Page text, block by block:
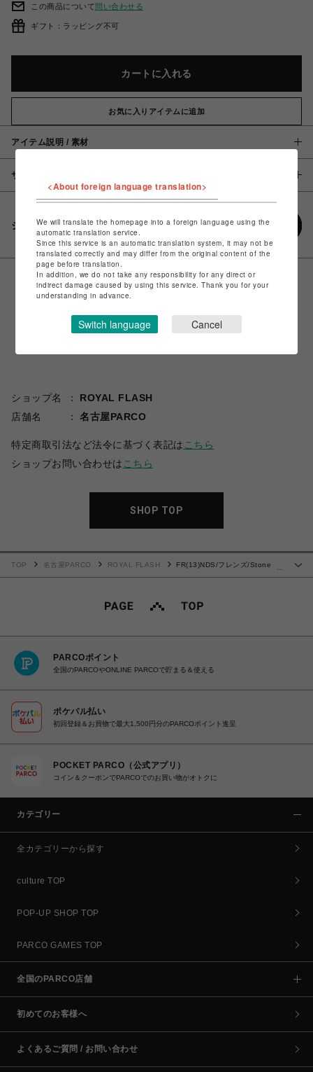
この商品について問い合わせる
ギフト：ラッピング不可
カートに入れる
お気に入りアイテムに追加
アイテム説明 / 素材
サイズ
シェアする
ショップ名
ROYAL FLASH
店舗名
名古屋PARCO
特定商取引法など法令に基づく表記は こちら
ショップお問い合わせは こちら
SHOP TOP
…
TOP 名古屋PARCO ROYAL FLASH
FR(13)NDS/フレンズ/Stone
PARCOポイント
全国のPARCOやONLINE PARCOで貯まる＆使える
ポケパル払い
初回登録＆お買物で最大1,500円分のPARCOポイント進呈
POCKET PARCO（公式アプリ）
コイン＆クーポンでPARCOでのお買い物がオトクに
カテゴリー
全カテゴリーから探す
culture TOP
POP-UP SHOP TOP
PARCO GAMES TOP
全国のPARCO店舗
初めてのお客様へ
よくあるご質問 / お問い合わせ
<About foreign language translation>
We will translate the homepage into a foreign language using the
automatic translation service.
Since this service is an automatic translation system, it may not be
translated correctly and may differ from the original content of the
page before translation.
In addition, we do not take any responsibility for any direct or
indirect damage caused by using this service. Thank you for your
understanding in advance.
Switch language Cancel